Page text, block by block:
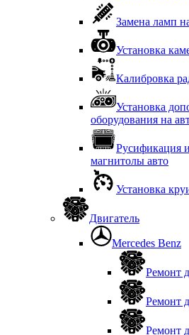
Замена ламп
Установка
Калибровка
Установка
оборудования на
Русификация
магнитолы авто
Установка
Двигатель
Mercedes Benz
Ремонт
Ремонт
Ремонт